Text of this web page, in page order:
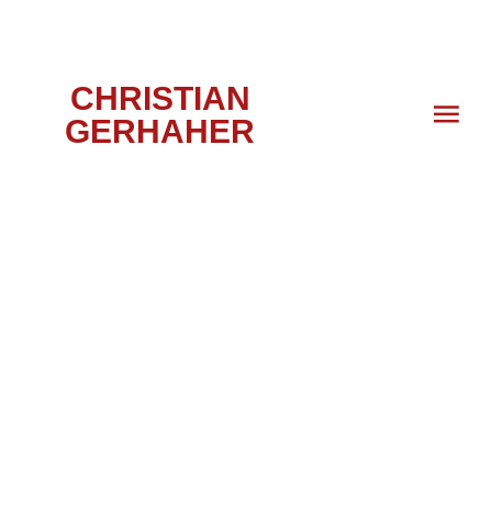
CHRISTIAN
GERHAHER